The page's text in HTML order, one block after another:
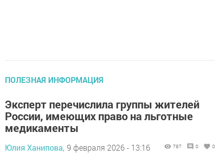
ПОЛЕЗНАЯ ИНФОРМАЦИЯ
Эксперт перечислила группы жителей
России, имеющих право на льготные
медикаменты
Юлия Ханипова, 9 февраля 2026 - 13:16 787 0 0